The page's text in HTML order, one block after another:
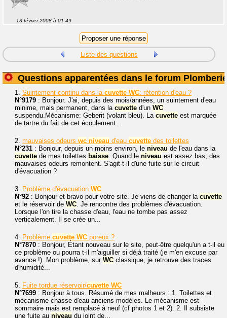
13 février 2008 à 01:49
Liste des questions
Questions apparentées dans le forum Plomberie
1. Suintement continu dans la cuvette WC: rétention d'eau ?
N°9179 : Bonjour. J'ai, depuis des mois/années, un suintement d'eau
minime, mais permanent, dans la cuvette d'un WC
suspendu.Mécanisme: Geberit (volant bleu). La cuvette est marquée
de tartre du fait de cet écoulement...
2. mauvaises odeurs wc niveau d'eau cuvette des toilettes
N°231 : Bonjour, depuis un moins environ, le niveau de l'eau dans la
cuvette de mes toilettes baisse. Quand le niveau est assez bas, des
mauvaises odeurs remontent. S'agit-t-il d'une fuite sur le circuit
d'évacuation ?
3. Problème d'évacuation WC
N°92 : Bonjour et bravo pour votre site. Je viens de changer la cuvette
et le réservoir de WC. Je rencontre des problèmes d'évacuation.
Lorsque l'on tire la chasse d'eau, l'eau ne tombe pas assez
verticalement. Il se crée un...
4. Problème cuvette WC poreux ?
N°7870 : Bonjour, Étant nouveau sur le site, peut-être quelqu'un a t-il eu
ce problème ou pourra t-il m'aiguiller si déjà traité (je m'en excuse par
avance !). Mon problème, sur WC classique, je retrouve des traces
d'humidité...
5. Fuite tordue réservoir/cuvette WC
N°7699 : Bonjour à tous. Résumé de mes malheurs : 1. Toilettes et
mécanisme chasse d'eau anciens modèles. Le mécanisme est
sommaire mais est remplacé à neuf (cf photos 1 et 2). 2. Il subsiste
une fuite au niveau du joint de...